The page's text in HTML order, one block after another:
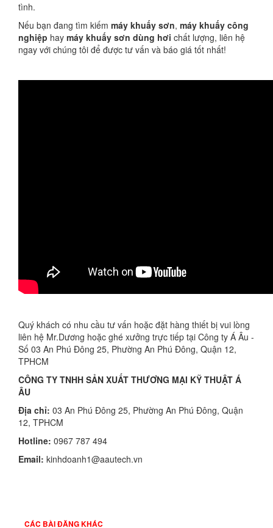
tình.
Nếu bạn đang tìm kiếm máy khuấy sơn, máy khuấy công
nghiệp hay máy khuấy sơn dùng hơi chất lượng, liên hệ
ngay với chúng tôi để được tư vấn và báo giá tốt nhất!
Quý khách có nhu cầu tư vấn hoặc đặt hàng thiết bị vui lòng
liên hệ Mr.Dương hoặc ghé xưởng trực tiếp tại Công ty Á Âu -
Số 03 An Phú Đông 25, Phường An Phú Đông, Quận 12,
TPHCM
CÔNG TY TNHH SẢN XUẤT THƯƠNG MẠI KỸ THUẬT Á
ÂU
Địa chỉ: 03 An Phú Đông 25, Phường An Phú Đông, Quận
12, TPHCM
Hotline: 0967 787 494
Email: kinhdoanh1@aautech.vn
CÁC BÀI ĐĂNG KHÁC